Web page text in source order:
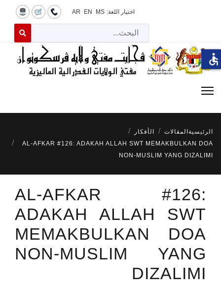
اختيار اللغة: MS
EN
AR
for results.
الرئيسية المقالات
الأفكار
AL-AFKAR #126: ADAKAH ALLAH SWT MEMAKBULKAN DOA
NON-MUSLIM YANG DIZALIMI
AL-AFKAR #126:
ADAKAH ALLAH SWT
MEMAKBULKAN DOA
NON-MUSLIM YANG
DIZALIMI
accessible